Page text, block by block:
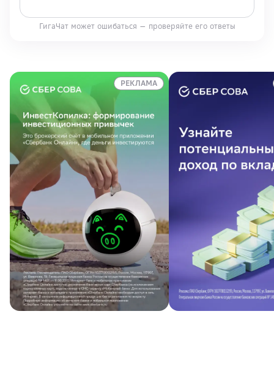
ГигаЧат может ошибаться — проверяйте его ответы
РЕКЛАМА